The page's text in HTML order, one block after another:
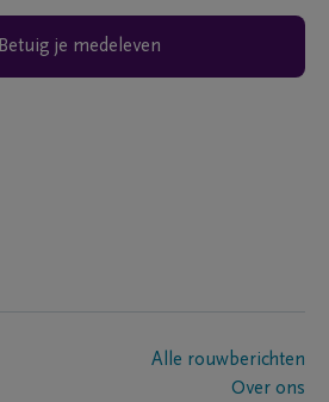
Betuig je medeleven
Alle rouwberichten
Over ons